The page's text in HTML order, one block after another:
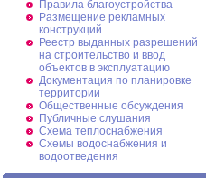
Правила благоустройства
Размещение рекламных
конструкций
Реестр выданных разрешений
на строительство и ввод
объектов в эксплуатацию
Документация по планировке
территории
Общественные обсуждения
Публичные слушания
Схема теплоснабжения
Схемы водоснабжения и
водоотведения